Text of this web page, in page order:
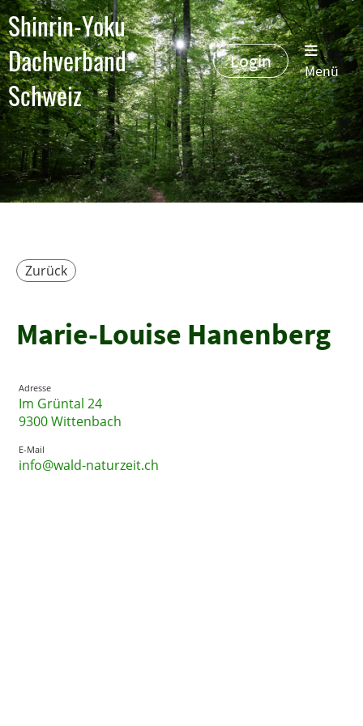
Shinrin-Yoku
Dachverband
Schweiz
Login Menü
Zurück
Marie-Louise Hanenberg
Adresse
Im Grüntal 24
9300 Wittenbach
E-Mail
info@wald-naturzeit.ch